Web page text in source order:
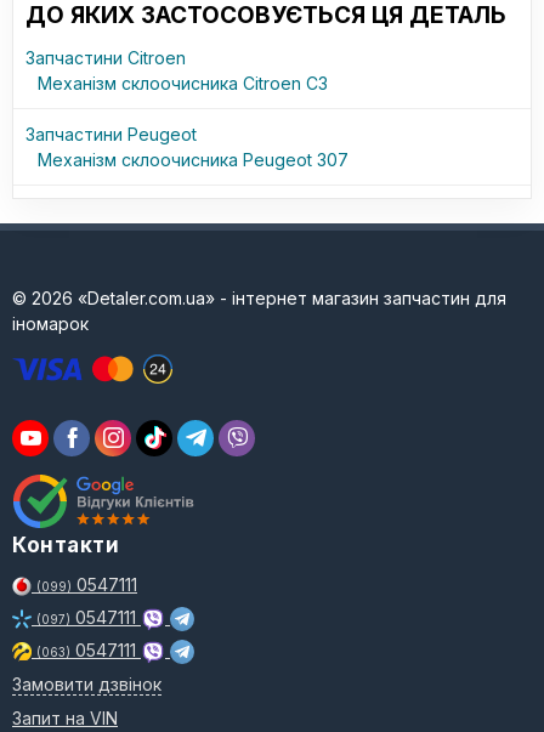
ДО ЯКИХ ЗАСТОСОВУЄТЬСЯ ЦЯ ДЕТАЛЬ
Запчастини Citroen
Механізм склоочисника Citroen C3
Запчастини Peugeot
Механізм склоочисника Peugeot 307
© 2026 «Detaler.com.ua» - інтернет магазин запчастин для
іномарок
Контакти
(099) 0547111
(097) 0547111
(063) 0547111
Замовити дзвінок
Запит на VIN